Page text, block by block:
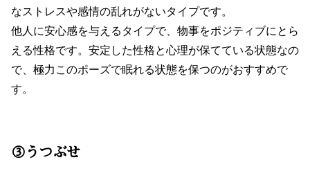
なストレスや感情の乱れがないタイプです。
他人に安心感を与えるタイプで、物事をポジティブにとら
える性格です。安定した性格と心理が保てている状態なの
で、極力このポーズで眠れる状態を保つのがおすすめで
す。
③うつぶせ